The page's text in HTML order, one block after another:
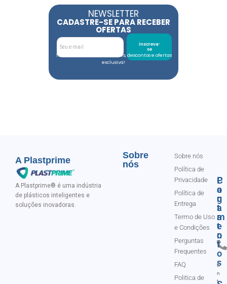
NEWSLETTER
CADASTRE-SE PARA RECEBER
OFERTAS
inscreva-
se
Toda semana tem novidades, descontos e ofertas
exclusiva!
A Plastprime
A Plastprime® é uma indústria
de plásticos inteligentes e
soluções inovadoras.
Sobre
nós
Sobre nós
Política de
Privacidade
Política de
Entrega
Termo de Uso
e Condições
Perguntas
Frequentes
FAQ
Politica de
C
o
n
t
a
t
o
E
n
t
P
a
g
a
m
e
n
t
o
s